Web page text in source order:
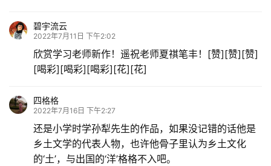
碧宇流云
2022年7月11日 下午2:02
欣赏学习老师新作！遥祝老师夏祺笔丰！[赞][赞][赞]
[喝彩][喝彩][喝彩][花][花]
四格格
2022年7月16日 下午2:27
还是小学时学孙犁先生的作品，如果没记错的话他是
乡土文学的代表人物，也许他骨子里认为乡土文化
的‘土’，与出国的‘洋’格格不入吧。